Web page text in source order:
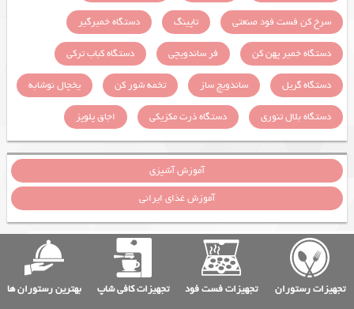
سرخ کن فست فود صنعتی
تاپینگ
دستگاه خمیرگیر
دستگاه خمیر پهن کن
فر ساندویچی
دستگاه کباب ترکی
دستگاه گریل
ساندویچ ساز تخمه شور کن
یخچال نوشابه
دستگاه بلال تنوری
دستگاه ذرت مکزیکی اجاق پلوپز
آموزش آشپزی
آموزش غذای ایرانی
تجهیزات رستوران تجهیزات فست فود تجهیزات کافی شاپ بهترین رستوران ها